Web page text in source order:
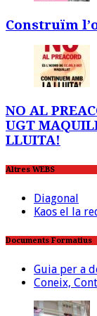
Construïm
NO AL
UGT
LLUITA!
Altres WEBS
Diagonal
Kaos el la
Documents Formatius
Guia per a
Coneix,